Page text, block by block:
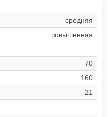
средняя
повышенная
70
160
21